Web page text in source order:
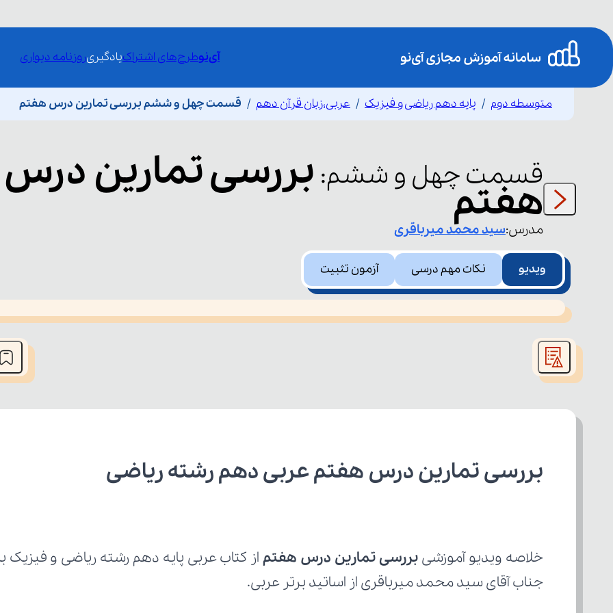
آی‌نوطرح‌های اشتراکیادگیریروزنامه دیواری
متوسطه دوم پایه دهم ریاضی و فیزیک عربی،زبان قرآن دهم قسمت چهل و ششم بررسی تمارین درس هفتم
قسمتچهل و ششم: بررسی تمارین درس
هفتم
مدرس:سید محمدمیرباقری
ویدیو نکات مهم درسی آزمون تثبیت
This
is
window.
بررسی تمارین درس هفتم عربی دهم رشته ریاضی
خلاصه ویدیو آموزشی بررسی تمارین درس هفتم
جناب آقای سید محمد میرباقری از اساتید برتر عربی.